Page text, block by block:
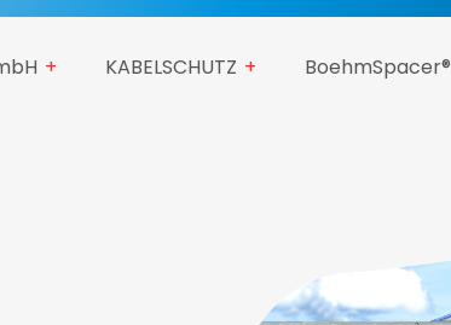
KABELSCHUTZ BoehmSpacer®